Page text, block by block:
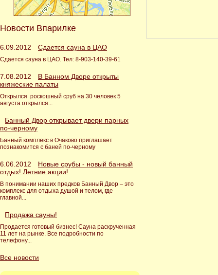
Новости Впарилке
6.09.2012 Сдается сауна в ЦАО
Сдается сауна в ЦАО. Тел: 8-903-140-39-61
7.08.2012
В Банном Дворе открыты
княжеские палаты
Открылся роскошный сруб на 30 человек 5
августа открылся...
Банный Двор открывает двери парных
по-черному
Банный комплекс в Очаково приглашает
познакомится с баней по-черному
6.06.2012
Новые срубы - новый банный
отдых! Летние акции!
В понимании наших предков Банный Двор – это
комплекс для отдыха душой и телом, где
главной...
Продажа сауны!
Продается готовый бизнес! Сауна раскрученная
11 лет на рынке. Все подробности по
телефону...
Все новости